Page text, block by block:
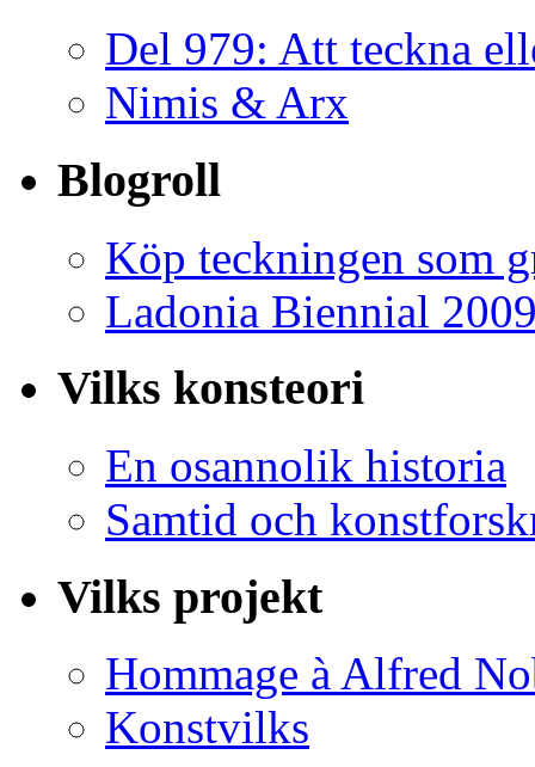
Del 979: Att teckna
Nimis & Arx
Blogroll
Köp teckningen som
Ladonia Biennial
Vilks konsteori
En osannolik historia
Samtid och
Vilks projekt
Hommage à Alfred
Konstvilks